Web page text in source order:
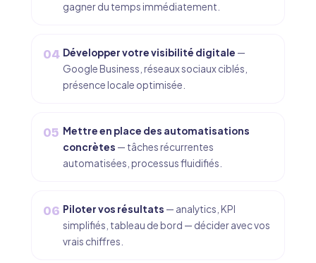
gagner du temps immédiatement.
04 Développer votre visibilité digitale —
Google Business, réseaux sociaux ciblés,
présence locale optimisée.
05 Mettre en place des automatisations
concrètes — tâches récurrentes
automatisées, processus fluidifiés.
06 Piloter vos résultats — analytics, KPI
simplifiés, tableau de bord — décider avec vos
vrais chiffres.